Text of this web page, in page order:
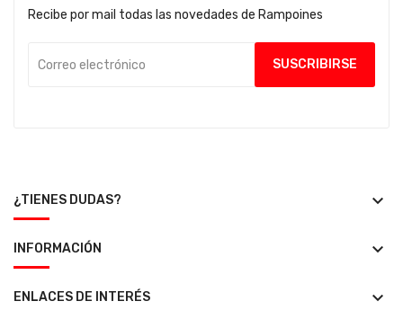
Recibe por mail todas las novedades de Rampoines
¿TIENES DUDAS? keyboard_arrow_down
INFORMACIÓN keyboard_arrow_down
ENLACES DE INTERÉS keyboard_arrow_down